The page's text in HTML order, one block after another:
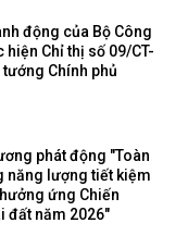
động của Bộ Công
hiện Chỉ thị số 09/CT-
tướng Chính phủ
phát động "Toàn
năng lượng tiết kiệm
ứng Chiến
đất năm 2026"